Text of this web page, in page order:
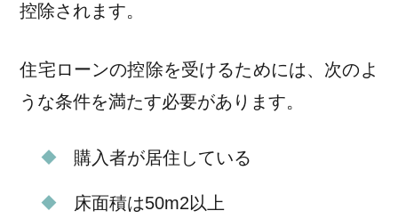
控除されます。
住宅ローンの控除を受けるためには、次のよ
うな条件を満たす必要があります。
購入者が居住している
床面積は50m2以上